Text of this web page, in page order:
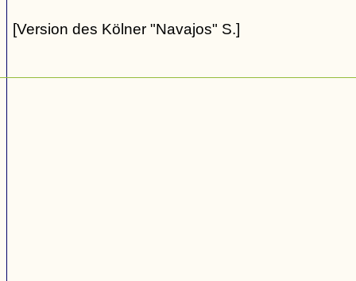
[Version des Kölner "Navajos" S.]